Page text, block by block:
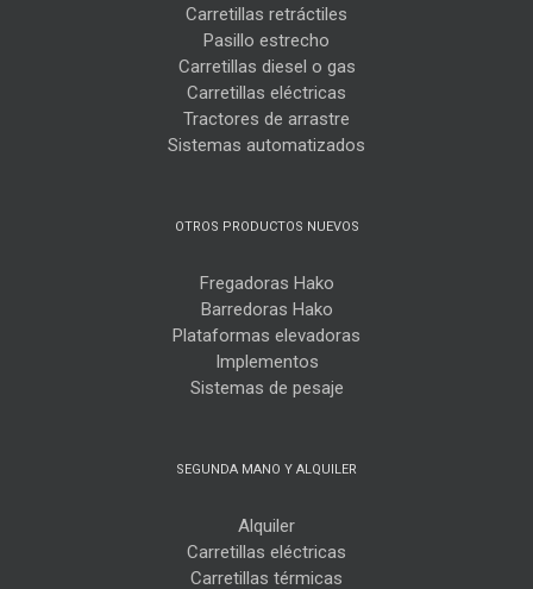
Carretillas retráctiles
Pasillo estrecho
Carretillas diesel o gas
Carretillas eléctricas
Tractores de arrastre
Sistemas automatizados
OTROS PRODUCTOS NUEVOS
Fregadoras Hako
Barredoras Hako
Plataformas elevadoras
Implementos
Sistemas de pesaje
SEGUNDA MANO Y ALQUILER
Alquiler
Carretillas eléctricas
Carretillas térmicas